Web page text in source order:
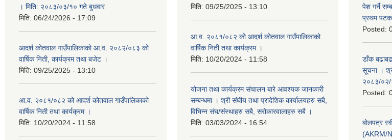
। मिति: २०८३/०३/१० गते बुधवार
मिति: 06/24/2026 - 17:09
आदर्श कोतवाल गाउँपालिकाको आ.व. २०८२/०८३ को
वार्षिक निती, कार्यक्रम तथा बजेट ।
मिति: 09/25/2025 - 13:10
आ.व. २०८१/०८२ को आदर्श कोतवाल गाउँपालिकाको
वार्षिक निती तथा कार्यक्रम ।
मिति: 10/20/2024 - 11:58
मिति: 09/25/2025 - 13:10
आ.व. २०८१/०८२ को आदर्श कोतवाल गाउँपालिकाको
वार्षिक निती तथा कार्यक्रम ।
मिति: 10/20/2024 - 11:58
योजना तथा कार्यक्रम संचालन बारे आवश्यक जानकारी
सम्बन्धमा । श्री संघीय तथा प्रादेशिक कार्यालयहरु सबै,
विभिन्‍न संघ/संस्थाहरु सबै, सरोकारवालाहरु सबै ।
मिति: 03/03/2024 - 16:54
पेश गर्ने
प्रथम पटक
Posted:
डाँक बढाबढ
सूचना ।
२०८३/
Posted:
बोलपत्र
(AKRM/